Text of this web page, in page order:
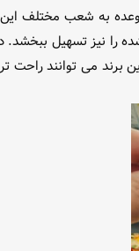
به شعب مختلف این
را نیز تسهیل ببخشد.
می توانند راحت